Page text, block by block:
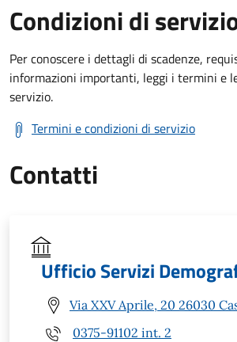
Condizioni di
Per conoscere i dettagli di scadenze,
informazioni importanti, leggi i termini e
servizio.
Termini e condizioni di servizio
Contatti
Ufficio Servizi
Via XXV Aprile, 20 26030
0375-91102 int. 2